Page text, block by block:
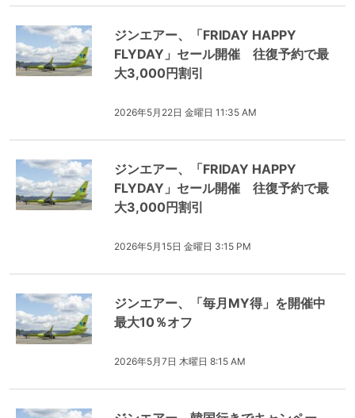
ジンエアー、「FRIDAY HAPPY
FLYDAY」セール開催 往復予約で最
大3,000円割引
2026年5月22日 金曜日 11:35 AM
ジンエアー、「FRIDAY HAPPY
FLYDAY」セール開催 往復予約で最
大3,000円割引
2026年5月15日 金曜日 3:15 PM
ジンエアー、「毎月MY得」を開催中
最大10％オフ
2026年5月7日 木曜日 8:15 AM